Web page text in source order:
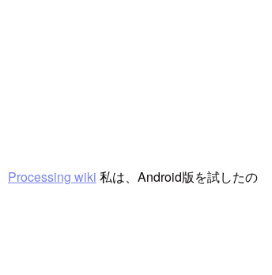
Processing wiki 私は、Android版を試したの